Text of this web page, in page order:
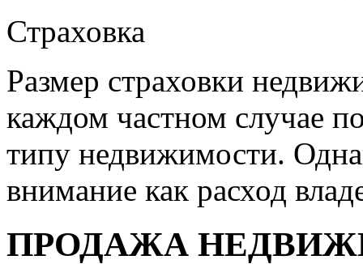
Страховка
Размер страховки
каждом частном случае
типу недвижимости.
внимание как расход
ПРОДАЖА